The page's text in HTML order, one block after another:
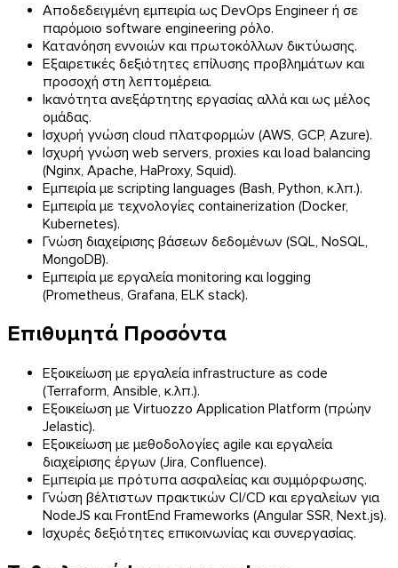
Αποδεδειγμένη εμπειρία ως DevOps Engineer ή σε
παρόμοιο software engineering ρόλο.
Κατανόηση εννοιών και πρωτοκόλλων δικτύωσης.
Εξαιρετικές δεξιότητες επίλυσης προβλημάτων και
προσοχή στη λεπτομέρεια.
Ικανότητα ανεξάρτητης εργασίας αλλά και ως μέλος
ομάδας.
Ισχυρή γνώση cloud πλατφορμών (AWS, GCP, Azure).
Ισχυρή γνώση web servers, proxies και load balancing
(Nginx, Apache, HaProxy, Squid).
Εμπειρία με scripting languages (Bash, Python, κ.λπ.).
Εμπειρία με τεχνολογίες containerization (Docker,
Kubernetes).
Γνώση διαχείρισης βάσεων δεδομένων (SQL, NoSQL,
MongoDB).
Εμπειρία με εργαλεία monitoring και logging
(Prometheus, Grafana, ELK stack).
Επιθυμητά Προσόντα
Εξοικείωση με εργαλεία infrastructure as code
(Terraform, Ansible, κ.λπ.).
Εξοικείωση με Virtuozzo Application Platform (πρώην
Jelastic).
Εξοικείωση με μεθοδολογίες agile και εργαλεία
διαχείρισης έργων (Jira, Confluence).
Εμπειρία με πρότυπα ασφαλείας και συμμόρφωσης.
Γνώση βέλτιστων πρακτικών CI/CD και εργαλείων για
NodeJS και FrontEnd Frameworks (Angular SSR, Next.js).
Ισχυρές δεξιότητες επικοινωνίας και συνεργασίας.